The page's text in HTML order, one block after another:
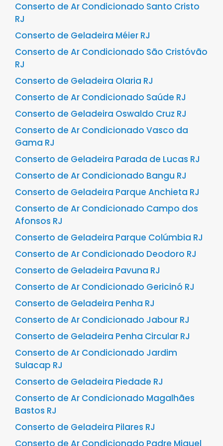
Conserto de Ar Condicionado Santo Cristo
RJ
Conserto de Geladeira Méier RJ
Conserto de Ar Condicionado São Cristóvão
RJ
Conserto de Geladeira Olaria RJ
Conserto de Ar Condicionado Saúde RJ
Conserto de Geladeira Oswaldo Cruz RJ
Conserto de Ar Condicionado Vasco da
Gama RJ
Conserto de Geladeira Parada de Lucas RJ
Conserto de Ar Condicionado Bangu RJ
Conserto de Geladeira Parque Anchieta RJ
Conserto de Ar Condicionado Campo dos
Afonsos RJ
Conserto de Geladeira Parque Colúmbia RJ
Conserto de Ar Condicionado Deodoro RJ
Conserto de Geladeira Pavuna RJ
Conserto de Ar Condicionado Gericinó RJ
Conserto de Geladeira Penha RJ
Conserto de Ar Condicionado Jabour RJ
Conserto de Geladeira Penha Circular RJ
Conserto de Ar Condicionado Jardim
Sulacap RJ
Conserto de Geladeira Piedade RJ
Conserto de Ar Condicionado Magalhães
Bastos RJ
Conserto de Geladeira Pilares RJ
Conserto de Ar Condicionado Padre Miguel